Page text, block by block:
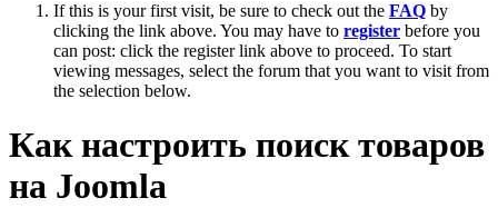
If this is your first visit, be sure to check out the FAQ by
clicking the link above. You may have to register before you
can post: click the register link above to proceed. To start
viewing messages, select the forum that you want to visit from
the selection below.
Как настроить поиск товаров
на Joomla